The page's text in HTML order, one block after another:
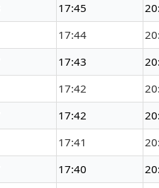
17:45
17:44
17:43
17:42
17:42
17:41
17:40